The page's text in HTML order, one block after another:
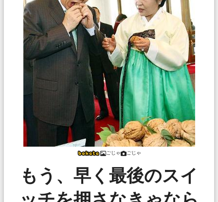
ごじゃ ごじゃ
もう、早く最後のスイ